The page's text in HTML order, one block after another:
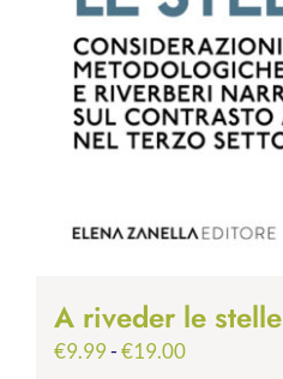
A riveder le stelle
€9.99-€19.00Fascia